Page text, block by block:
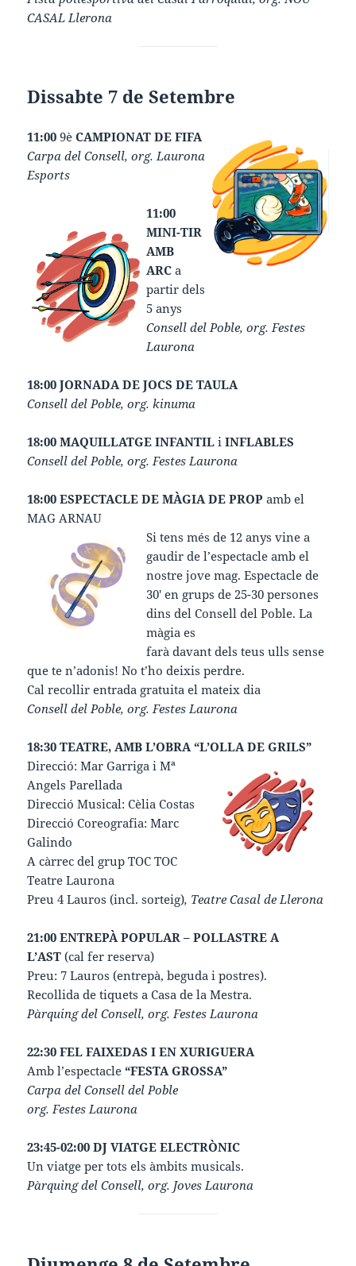
CASAL Llerona
Dissabte 7 de Setembre
11:00 9èCAMPIONAT DE FIFA
Carpa del Consell, org. Laurona
Esports
11:00
MINI-TIR
AMB
ARC a
partir dels
5 anys
Consell del Poble, org. Festes
Laurona
18:00 JORNADA DE JOCS DE TAULA
Consell del Poble, org. kinuma
18:00 MAQUILLATGE INFANTIL iINFLABLES
Consell del Poble, org. Festes Laurona
18:00 ESPECTACLE DE MÀGIA DE PROPamb el
MAG ARNAU
Si tens més de 12 anys vine a
gaudir de l’espectacle amb el
nostre jove mag. Espectacle de
30′ en grups de 25-30 persones
dins del Consell del Poble. La
màgia es
farà davant dels teus ulls sense
que te n’adonis! No t’ho deixis perdre.
Cal recollir entrada gratuita el mateix dia
Consell del Poble, org. Festes Laurona
18:30 TEATRE, AMB L’OBRA “L’OLLA DE GRILS”
Direcció: Mar Garriga i Mª
Angels Parellada
Direcció Musical: Cèlia Costas
Direcció Coreografia: Marc
Galindo
A càrrec del grup TOC TOC
Teatre Laurona
Preu 4 Lauros (incl. sorteig), Teatre Casal de Llerona
21:00 ENTREPÀ POPULAR – POLLASTRE A
L’AST(cal fer reserva)
Preu: 7 Lauros (entrepà, beguda i postres).
Recollida de tiquets a Casa de la Mestra.
Pàrquing del Consell, org. Festes Laurona
22:30 FEL FAIXEDAS I EN XURIGUERA
Amb l’espectacle“FESTA GROSSA”
Carpa del Consell del Poble
org. Festes Laurona
23:45-02:00 DJ VIATGE ELECTRÒNIC
Un viatge per tots els àmbits musicals.
Pàrquing del Consell, org. Joves Laurona